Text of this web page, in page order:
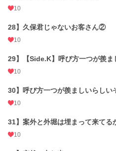
10
28】久保君じゃないお客さん②
10
29】【Side.K】呼び方一つが羨ま
10
30】呼び方一つが羨ましいらしい
10
31】案外と外堀は埋まって来てる
10